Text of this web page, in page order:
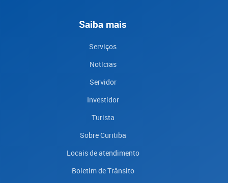
Saiba mais
Serviços
Notícias
Servidor
Investidor
Turista
Sobre Curitiba
Locais de atendimento
Boletim de Trânsito